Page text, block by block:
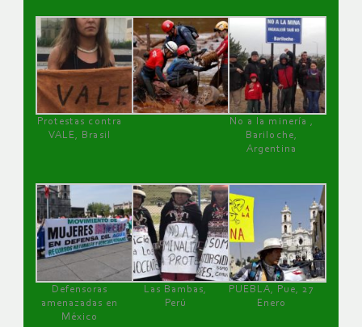
Protestas contra
VALE, Brasil
No a la minería ,
Bariloche,
Argentina
Defensoras
amenazadas en
México
Las Bambas,
Perú
PUEBLA, Pue, 27
Enero